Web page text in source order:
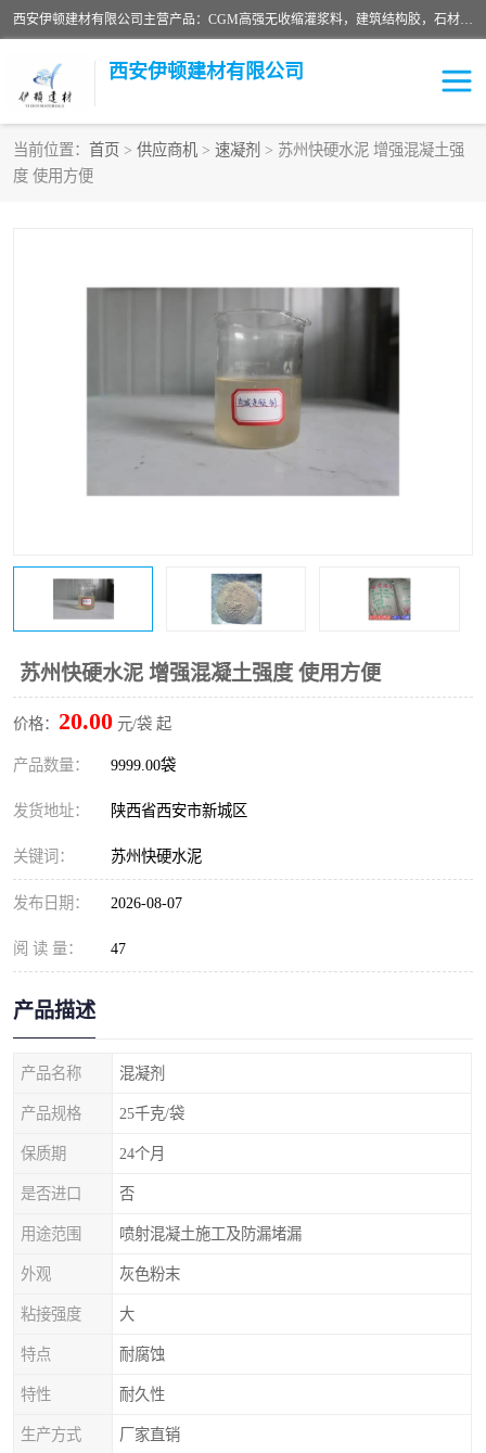
西安伊顿建材有限公司主营产品：CGM高强无收缩灌浆料，建筑结构胶，石材粘合剂，柔性防水材料，环氧修补砂浆等在各个行业得到了客户认可。
西安伊顿建材有限公司
当前位置： 首页 > 供应商机 > 速凝剂 > 苏州快硬水泥 增强混凝土强
度 使用方便
苏州快硬水泥 增强混凝土强度 使用方便
价格： 20.00 元/袋 起
产品数量： 9999.00袋
发货地址： 陕西省西安市新城区
关键词： 苏州快硬水泥
发布日期： 2026-08-07
阅 读 量： 47
产品描述
产品名称 混凝剂
产品规格 25千克/袋
保质期 24个月
是否进口 否
用途范围 喷射混凝土施工及防漏堵漏
外观 灰色粉末
粘接强度 大
特点 耐腐蚀
特性 耐久性
生产方式 厂家直销
灌浆料
自流平水泥 水泥路面修补材料
沥青冷补料
高延性混凝土 速凝剂
金刚砂
膨胀剂 混凝土防碳化涂料
融雪剂